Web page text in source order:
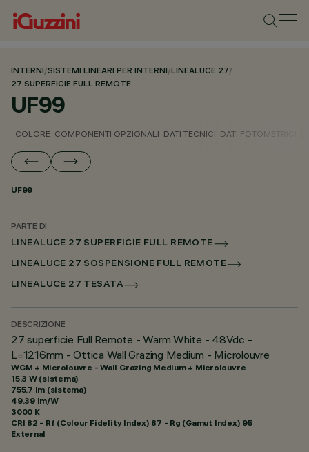
INTERNI/SISTEMI LINEARI PER INTERNI/LINEALUCE 27/
27 SUPERFICIE FULL REMOTE
UF99
COLORE COMPONENTI OPZIONALI DATI TECNICI DATI FOTOMETRICI
UF99
PARTE DI
LINEALUCE 27 SUPERFICIE FULL REMOTE
LINEALUCE 27 SOSPENSIONE FULL REMOTE
LINEALUCE 27 TESATA
DESCRIZIONE
27 superficie Full Remote - Warm White - 48Vdc -
L=1216mm - Ottica Wall Grazing Medium - Microlouvre
WGM + Microlouvre - Wall Grazing Medium + Microlouvre
15.3 W (sistema)
755.7 lm (sistema)
49.39 lm/W
3000 K
CRI 82 - Rf (Colour Fidelity Index) 87 - Rg (Gamut Index) 95
External